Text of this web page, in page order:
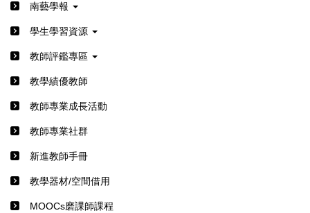
南藝學報
學生學習資源
教師評鑑專區
教學績優教師
教師專業成長活動
教師專業社群
新進教師手冊
教學器材/空間借用
MOOCs磨課師課程